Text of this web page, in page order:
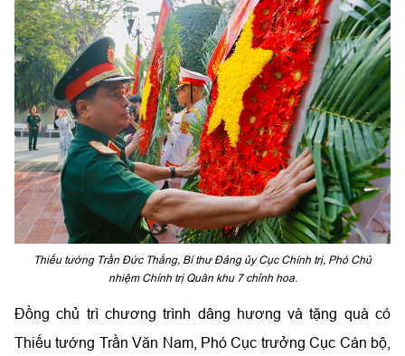
Thiếu tướng Trần Đức Thắng, Bí thư Đảng ủy Cục Chính trị, Phó Chủ
nhiệm Chính trị Quân khu 7 chỉnh hoa.
Đồng chủ trì chương trình dâng hương và tặng quà có
Thiếu tướng Trần Văn Nam, Phó Cục trưởng Cục Cán bộ,